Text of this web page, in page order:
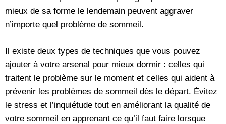
mieux de sa forme le lendemain peuvent aggraver
n’importe quel problème de sommeil.
Il existe deux types de techniques que vous pouvez
ajouter à votre arsenal pour mieux dormir : celles qui
traitent le problème sur le moment et celles qui aident à
prévenir les problèmes de sommeil dès le départ. Évitez
le stress et l’inquiétude tout en améliorant la qualité de
votre sommeil en apprenant ce qu’il faut faire lorsque